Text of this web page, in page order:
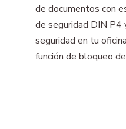
de documentos con
de seguridad DIN P4
seguridad en tu
función de bloqueo